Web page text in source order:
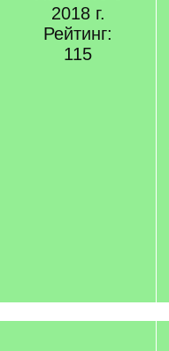
2018 г.
Рейтинг:
115